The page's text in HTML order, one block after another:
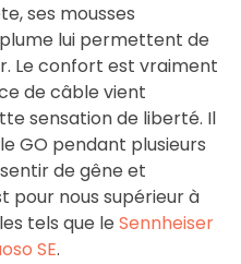
ses mousses
lui permettent de
Le confort est vraiment
de câble vient
sensation de liberté. Il
GO pendant plusieurs
de gêne et
pour nous supérieur à
tels que le Sennheiser
SE.